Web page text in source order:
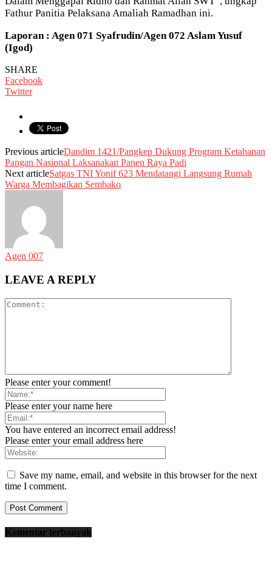
Fathur Panitia Pelaksana Amaliah Ramadhan ini.
Laporan : Agen 071 Syafrudin/Agen 072 Aslam Yusuf
(Igod)
SHARE
Facebook
Twitter
Previous articleDandim 1421/Pangkep Dukung Program Ketahanan
Pangan Nasional Laksanakan Panen Raya Padi
Next articleSatgas TNI Yonif 623 Mendatangi Langsung Rumah
Warga Membagikan Sembako
Agen 007
LEAVE A REPLY
Please enter your comment!
Please enter your name here
You have entered an incorrect email address!
Please enter your email address here
Save my name, email, and website in this browser for the next
time I comment.
Komentar terbanyak